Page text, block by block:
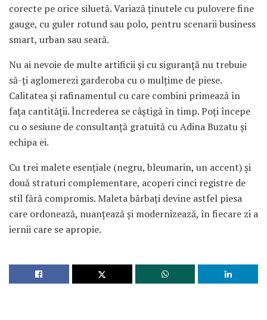
corecte pe orice siluetă. Variază ținutele cu pulovere fine
gauge, cu guler rotund sau polo, pentru scenarii business
smart, urban sau seară.
Nu ai nevoie de multe artificii și cu siguranță nu trebuie
să-ți aglomerezi garderoba cu o mulțime de piese.
Calitatea și rafinamentul cu care combini primează în
fața cantității. Încrederea se câștigă în timp. Poți începe
cu o sesiune de consultanță gratuită cu Adina Buzatu și
echipa ei.
Cu trei malete esențiale (negru, bleumarin, un accent) și
două straturi complementare, acoperi cinci registre de
stil fără compromis. Maleta bărbați devine astfel piesa
care ordonează, nuanțează și modernizează, în fiecare zi a
iernii care se apropie.